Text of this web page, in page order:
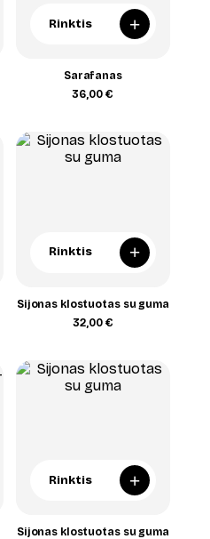
Rinktis +
Sarafanas
36,00€
Rinktis +
Sijonas klostuotas su guma
32,00 €
Rinktis +
Sijonas klostuotas su guma